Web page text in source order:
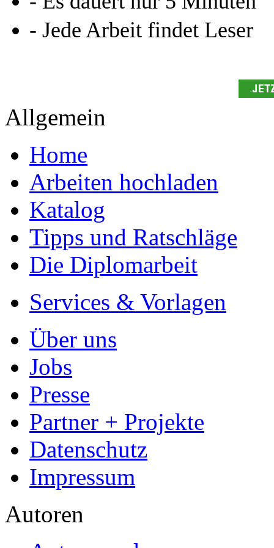
Online-Magazin von
neugierig - aktuell -
Ihre Arbeit hochladen
Ihre Hausarbeit /
- Publikation als E-Book
- Hohes Honorar auf die
- Für Sie komplett
- Es dauert nur 5 Minuten
- Jede Arbeit findet Leser